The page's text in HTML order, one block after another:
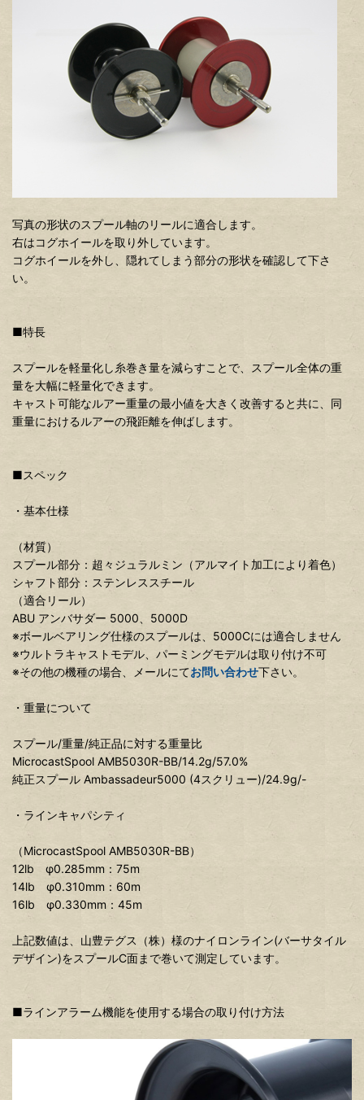
写真の形状のスプール軸のリールに適合します。
右はコグホイールを取り外しています。
コグホイールを外し、隠れてしまう部分の形状を確認して下さ
い。
■特長
スプールを軽量化し糸巻き量を減らすことで、スプール全体の重
量を大幅に軽量化できます。
キャスト可能なルアー重量の最小値を大きく改善すると共に、同
重量におけるルアーの飛距離を伸ばします。
■スペック
・基本仕様
（材質）
スプール部分：超々ジュラルミン（アルマイト加工により着色）
シャフト部分：ステンレススチール
（適合リール）
ABU アンバサダー 5000、5000D
※ボールベアリング仕様のスプールは、5000Cには適合しません
※ウルトラキャストモデル、パーミングモデルは取り付け不可
※その他の機種の場合、メールにてお問い合わせ下さい。
・重量について
スプール/重量/純正品に対する重量比
MicrocastSpool AMB5030R-BB/14.2g/57.0%
純正スプール Ambassadeur5000 (4スクリュー)/24.9g/-
・ラインキャパシティ
（MicrocastSpool AMB5030R-BB）
12lb φ0.285mm：75m
14lb φ0.310mm：60m
16lb φ0.330mm：45m
上記数値は、山豊テグス（株）様のナイロンライン(バーサタイル
デザイン)をスプールC面まで巻いて測定しています。
■ラインアラーム機能を使用する場合の取り付け方法